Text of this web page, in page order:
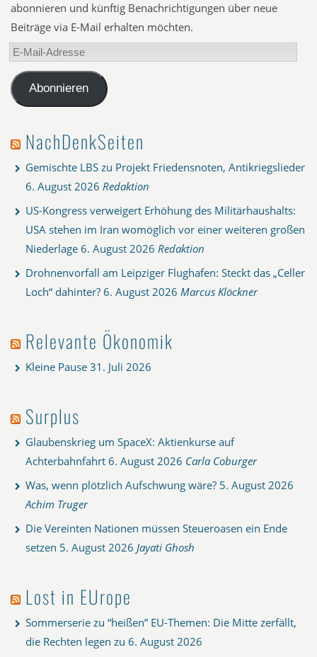
abonnieren und künftig Benachrichtigungen über neue
Beiträge via E-Mail erhalten möchten.
E-
Mail-
AdresseAbonnieren
NachDenkSeiten
Gemischte LBS zu Projekt Friedensnoten, Antikriegslieder
6. August 2026 Redaktion
US-Kongress verweigert Erhöhung des Militärhaushalts:
USA stehen im Iran womöglich vor einer weiteren großen
Niederlage 6. August 2026 Redaktion
Drohnenvorfall am Leipziger Flughafen: Steckt das „Celler
Loch“ dahinter? 6. August 2026 Marcus Klöckner
Relevante Ökonomik
Kleine Pause 31. Juli 2026
Surplus
Glaubenskrieg um SpaceX: Aktienkurse auf
Achterbahnfahrt 6. August 2026 Carla Coburger
Was, wenn plötzlich Aufschwung wäre? 5. August 2026
Achim Truger
Die Vereinten Nationen müssen Steueroasen ein Ende
setzen 5. August 2026 Jayati Ghosh
Lost in EUrope
Sommerserie zu “heißen” EU-Themen: Die Mitte zerfällt,
die Rechten legen zu 6. August 2026